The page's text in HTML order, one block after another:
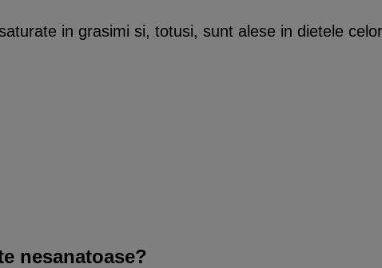
in grasimi si, totusi, sunt alese in dietele
nesanatoase?